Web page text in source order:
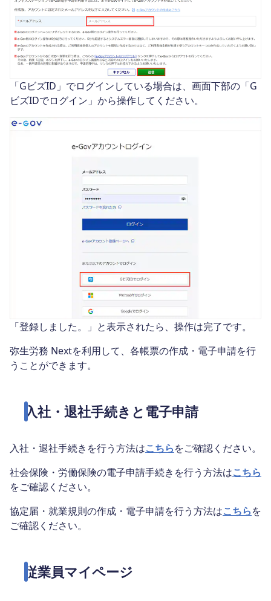
「GビズID」でログインしている場合は、画面下部の「G
ビズIDでログイン」から操作してください。
「登録しました。」と表示されたら、操作は完了です。
弥生労務 Nextを利用して、各帳票の作成・電子申請を行
うことができます。
入社・退社手続きと電子申請
入社・退社手続きを行う方法はこちらをご確認ください。
社会保険・労働保険の電子申請手続きを行う方法はこちら
をご確認ください。
協定届・就業規則の作成・電子申請を行う方法はこちらを
ご確認ください。
従業員マイページ